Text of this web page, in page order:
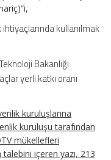
kullanılmak
Bakanlığı
yerli katkı oranı
kuruluşlarına
kuruluşu tarafından
mükellefleri
içeren yazı, 213